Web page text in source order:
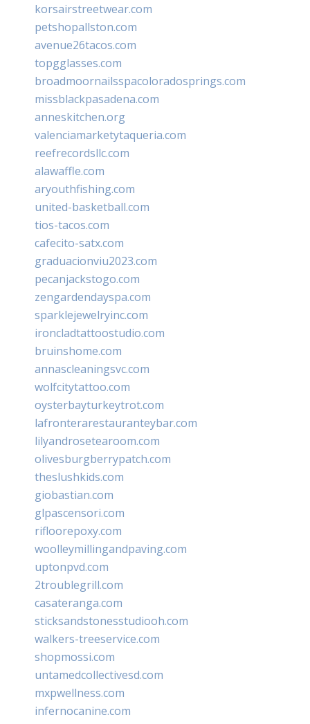
korsairstreetwear.com
petshopallston.com
avenue26tacos.com
topgglasses.com
broadmoornailsspacoloradosprings.com
missblackpasadena.com
anneskitchen.org
valenciamarketytaqueria.com
reefrecordsllc.com
alawaffle.com
aryouthfishing.com
united-basketball.com
tios-tacos.com
cafecito-satx.com
graduacionviu2023.com
pecanjackstogo.com
zengardendayspa.com
sparklejewelryinc.com
ironcladtattoostudio.com
bruinshome.com
annascleaningsvc.com
wolfcitytattoo.com
oysterbayturkeytrot.com
lafronterarestauranteybar.com
lilyandrosetearoom.com
olivesburgberrypatch.com
theslushkids.com
giobastian.com
glpascensori.com
rifloorepoxy.com
woolleymillingandpaving.com
uptonpvd.com
2troublegrill.com
casateranga.com
sticksandstonesstudiooh.com
walkers-treeservice.com
shopmossi.com
untamedcollectivesd.com
mxpwellness.com
infernocanine.com